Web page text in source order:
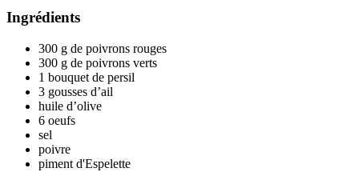
Ingrédients
300 g de poivrons rouges
300 g de poivrons verts
1 bouquet de persil
3 gousses d’ail
huile d’olive
6 oeufs
sel
poivre
piment d'Espelette